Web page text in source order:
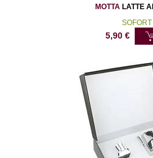
MOTTALATTE
SOFORT
5,90 €